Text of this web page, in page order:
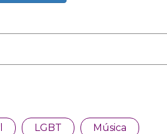
LGBT Música